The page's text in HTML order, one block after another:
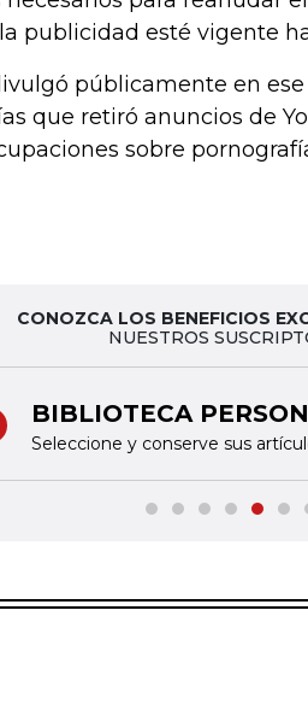
publicidad esté vigente
públicamente en
que retiró anuncios de
sobre
CONOZCA LOS BENEFICIOS
NUESTROS
BIBLIOTECA
Seleccione y conserve sus